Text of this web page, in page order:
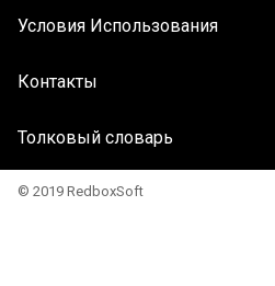
Условия Использования
Контакты
Толковый словарь
© 2019 RedboxSoft